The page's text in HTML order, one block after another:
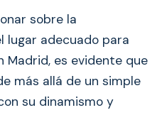
sobre la
lugar adecuado para
Madrid, es evidente que
más allá de un simple
su dinamismo y